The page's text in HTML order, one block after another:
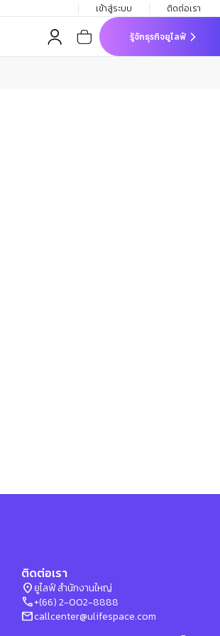
เข้าสู่ระบบ ติดต่อเรา
รู้จักธุรกิจยูไลฟ์
ติดต่อเรา
location_onยูไลฟ์ สำนักงานใหญ่
phone+(66) 2-002-8888
mailcallcenter@ulifespace.com